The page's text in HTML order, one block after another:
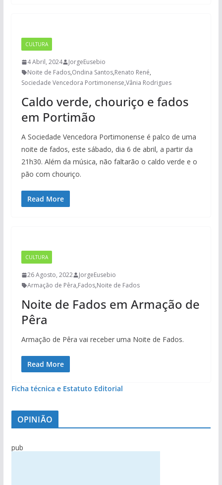
CULTURA
4 Abril, 2024
JorgeEusebio
Noite de Fados,Ondina Santos,Renato René,
Sociedade Vencedora Portimonense,Vânia Rodrigues
Caldo verde, chouriço e fados
em Portimão
A Sociedade Vencedora Portimonense é palco de uma
noite de fados, este sábado, dia 6 de abril, a partir da
21h30. Além da música, não faltarão o caldo verde e o
pão com chouriço.
Read More
CULTURA
26 Agosto, 2022
JorgeEusebio
Armação de Pêra,Fados,Noite de Fados
Noite de Fados em Armação de
Pêra
Armação de Pêra vai receber uma Noite de Fados.
Read More
Ficha técnica e Estatuto Editorial
OPINIÃO
pub